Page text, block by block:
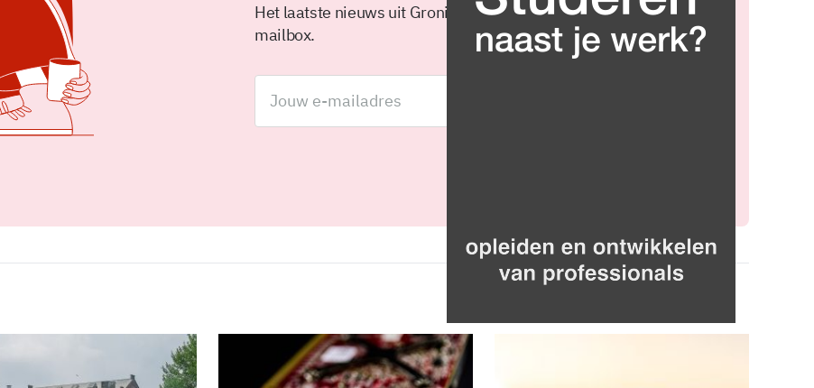
Het laatste nieuws uit Groningen elke middag in je
mailbox.